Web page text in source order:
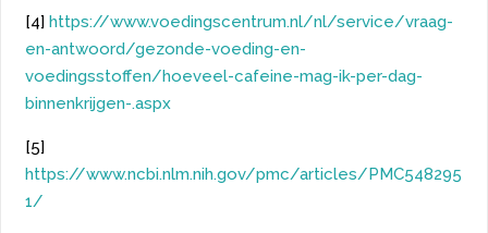
[4]https://www.voedingscentrum.nl/nl/service/vraag-
en-antwoord/gezonde-voeding-en-
voedingsstoffen/hoeveel-cafeine-mag-ik-per-dag-
binnenkrijgen-.aspx
[5]
https://www.ncbi.nlm.nih.gov/pmc/articles/PMC548295
1/